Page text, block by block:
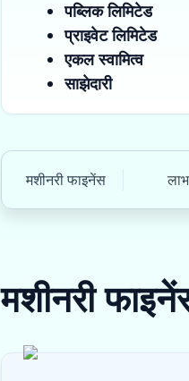
पब्लिक लिमिटेड
प्राइवेट लिमिटेड
एकल स्वामित्व
साझेदारी
मशीनरी फाइनेंस लाभ
मशीनरी